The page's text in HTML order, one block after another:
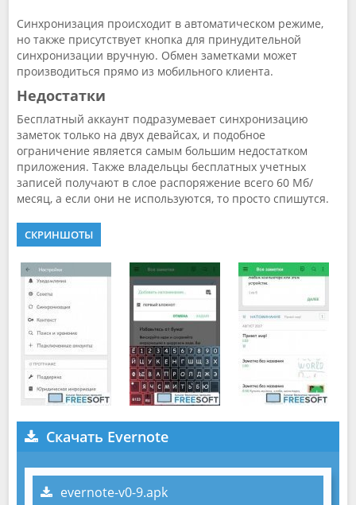
Синхронизация происходит в автоматическом режиме,
но также присутствует кнопка для принудительной
синхронизации вручную. Обмен заметками может
производиться прямо из мобильного клиента.
Недостатки
Бесплатный аккаунт подразумевает синхронизацию
заметок только на двух девайсах, и подобное
ограничение является самым большим недостатком
приложения. Также владельцы бесплатных учетных
записей получают в слое распоряжение всего 60 Мб/
месяц, а если они не используются, то просто спишутся.
СКРИНШОТЫ
Скачать Evernote
evernote-v0-9.apk